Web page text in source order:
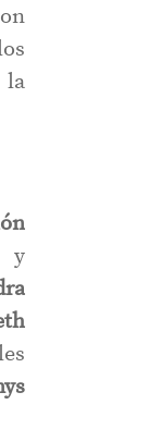
la
y